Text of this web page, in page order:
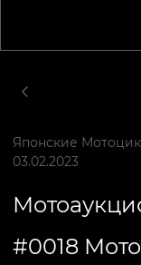
Японские
03.02.2023
#0018